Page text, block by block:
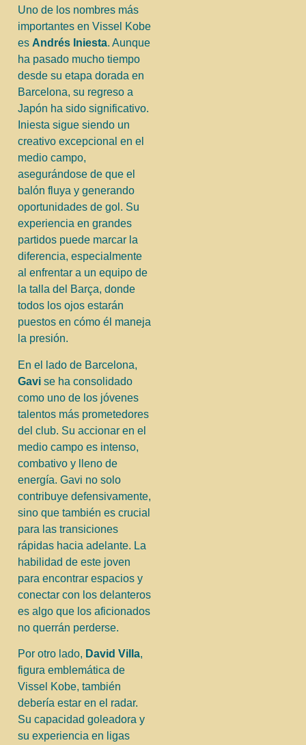
Uno de los nombres más
importantes en Vissel Kobe
es Andrés Iniesta. Aunque
ha pasado mucho tiempo
desde su etapa dorada en
Barcelona, su regreso a
Japón ha sido significativo.
Iniesta sigue siendo un
creativo excepcional en el
medio campo,
asegurándose de que el
balón fluya y generando
oportunidades de gol. Su
experiencia en grandes
partidos puede marcar la
diferencia, especialmente
al enfrentar a un equipo de
la talla del Barça, donde
todos los ojos estarán
puestos en cómo él maneja
la presión.
En el lado de Barcelona,
Gavi se ha consolidado
como uno de los jóvenes
talentos más prometedores
del club. Su accionar en el
medio campo es intenso,
combativo y lleno de
energía. Gavi no solo
contribuye defensivamente,
sino que también es crucial
para las transiciones
rápidas hacia adelante. La
habilidad de este joven
para encontrar espacios y
conectar con los delanteros
es algo que los aficionados
no querrán perderse.
Por otro lado, David Villa,
figura emblemática de
Vissel Kobe, también
debería estar en el radar.
Su capacidad goleadora y
su experiencia en ligas